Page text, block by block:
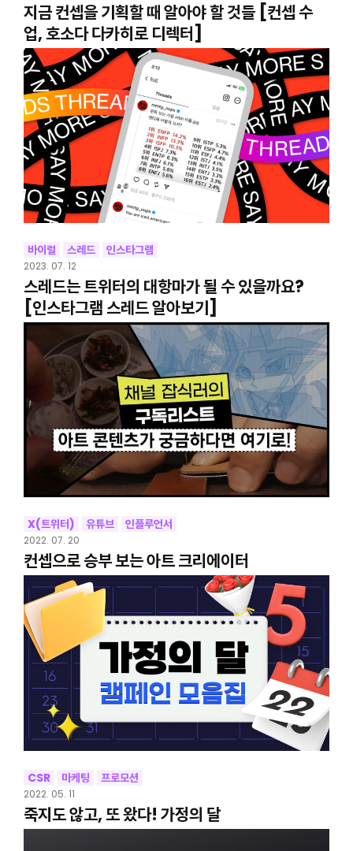
지금 컨셉을 기획할 때 알아야 할 것들 [컨셉 수
업, 호소다 다카히로 디렉터]
바이럴 스레드 인스타그램
2023. 07. 12
스레드는 트위터의 대항마가 될 수 있을까요?
[인스타그램 스레드 알아보기]
X(트위터) 유튜브 인플루언서
2022. 07. 20
컨셉으로 승부 보는 아트 크리에이터
CSR 마케팅 프로모션
2022. 05. 11
죽지도 않고, 또 왔다! 가정의 달